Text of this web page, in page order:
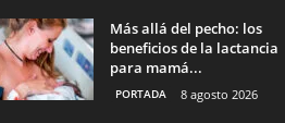
Más allá del pecho: los
beneficios de la lactancia
para mamá...
PORTADA 8 agosto 2026